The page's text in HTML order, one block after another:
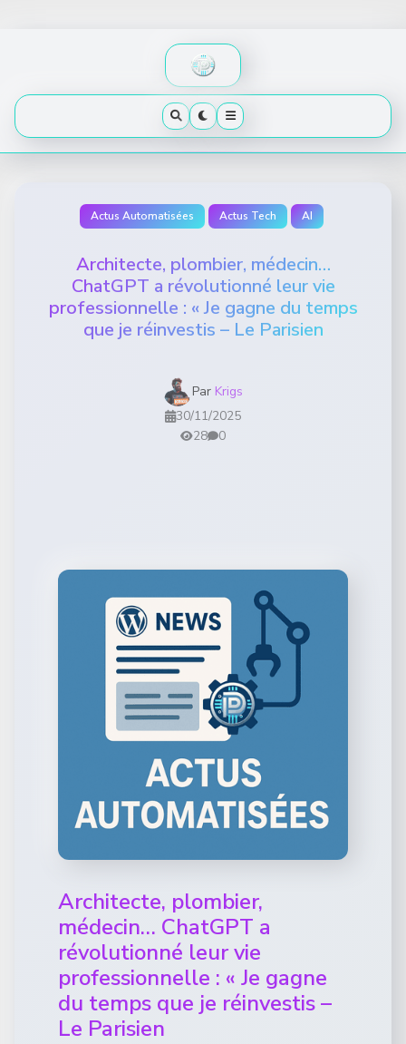
Actus Automatisées Actus Tech AI
Architecte, plombier, médecin…
ChatGPT a révolutionné leur vie
professionnelle : « Je gagne du temps
que je réinvestis – Le Parisien
Par Krigs
30/11/2025
28
0
Architecte, plombier,
médecin… ChatGPT a
révolutionné leur vie
professionnelle : « Je gagne
du temps que je réinvestis –
Le Parisien